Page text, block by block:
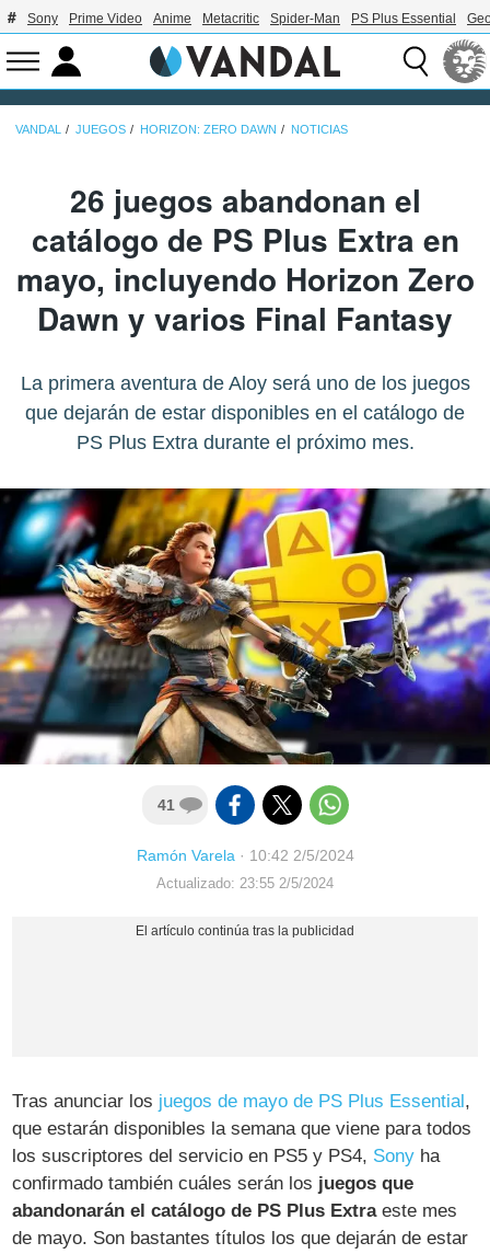
Sony Prime Video Anime Metacritic Spider-Man PS Plus Essential
VANDAL JUEGOS HORIZON: ZERO DAWN NOTICIAS
26 juegos abandonan el
catálogo de PS Plus Extra en
mayo, incluyendo Horizon Zero
Dawn y varios Final Fantasy
La primera aventura de Aloy será uno de los juegos
que dejarán de estar disponibles en el catálogo de
PS Plus Extra durante el próximo mes.
41
Ramón Varela· 10:42 2/5/2024
Actualizado: 23:55 2/5/2024
Tras anunciar los juegos de mayo de PS Plus Essential,
que estarán disponibles la semana que viene para todos
los suscriptores del servicio en PS5 y PS4, Sony ha
confirmado también cuáles serán los juegos que
abandonarán el catálogo de PS Plus Extraeste mes
de mayo. Son bastantes títulos los que dejarán de estar